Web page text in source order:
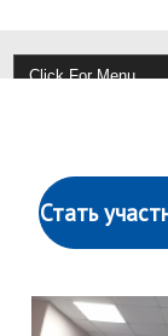
Стать